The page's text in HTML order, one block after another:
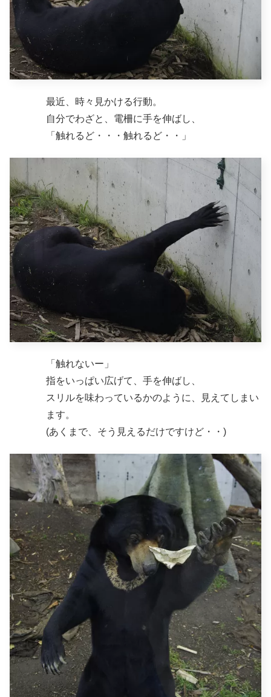
最近、時々見かける行動。
自分でわざと、電柵に手を伸ばし、
「触れるど・・・触れるど・・」
「触れないー」
指をいっぱい広げて、手を伸ばし、
スリルを味わっているかのように、見えてしまい
ます。
(あくまで、そう見えるだけですけど・・)